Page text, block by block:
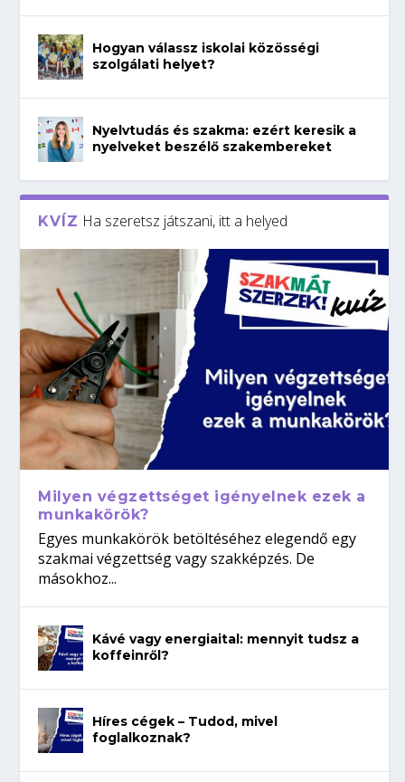
Hogyan válassz iskolai közösségi
szolgálati helyet?
Nyelvtudás és szakma: ezért keresik a
nyelveket beszélő szakembereket
KVÍZ Ha szeretsz játszani, itt a helyed
Milyen végzettséget igényelnek ezek a
munkakörök?
Egyes munkakörök betöltéséhez elegendő egy
szakmai végzettség vagy szakképzés. De
másokhoz...
Kávé vagy energiaital: mennyit tudsz a
koffeinről?
Híres cégek – Tudod, mivel
foglalkoznak?